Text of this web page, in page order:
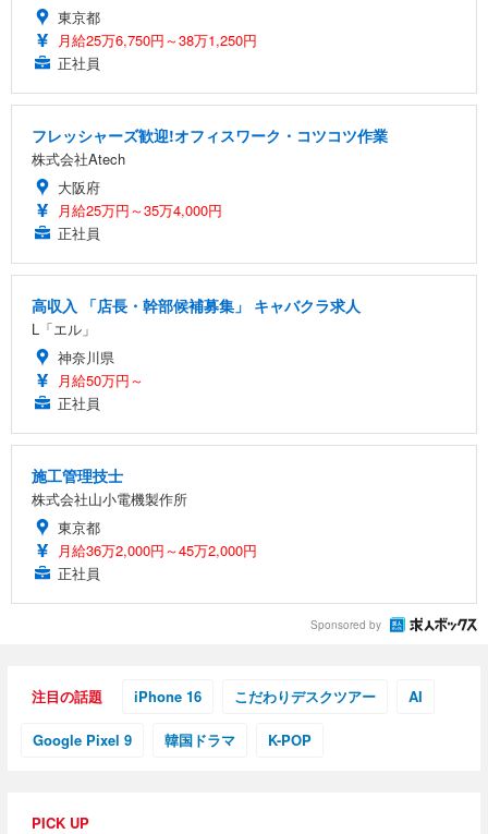
東京都
月給25万6,750円～38万1,250円
正社員
フレッシャーズ歓迎!オフィスワーク・コツコツ作業
株式会社Atech
大阪府
月給25万円～35万4,000円
正社員
高収入 「店長・幹部候補募集」 キャバクラ求人
L「エル」
神奈川県
月給50万円～
正社員
施工管理技士
株式会社山小電機製作所
東京都
月給36万2,000円～45万2,000円
正社員
Sponsored by
注目の話題 iPhone 16 こだわりデスクツアー AI
Google Pixel 9 韓国ドラマ K-POP
PICK UP